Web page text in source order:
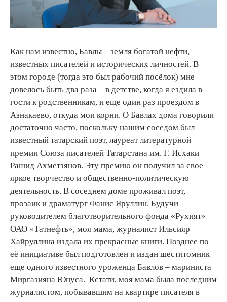
Как нам известно, Бавлы – земля богатой нефти,
известных писателей и исторических личностей. В
этом городе (тогда это был рабочий посёлок) мне
довелось быть два раза – в детстве, когда я ездила в
гости к родственникам, и еще один раз проездом в
Азнакаево, откуда мои корни. О Бавлах дома говорили
достаточно часто, поскольку нашим соседом был
известный татарский поэт, лауреат литературной
премии Союза писателей Татарстана им. Г. Исхаки
Рашид Ахметзянов. Эту премию он получил за свое
яркое творчество и общественно-политическую
деятельность. В соседнем доме проживал поэт,
прозаик и драматург Фанис Яруллин. Будучи
руководителем благотворительного фонда «Рухият»
ОАО «Татнефть», моя мама, журналист Ильсияр
Хайруллина издала их прекрасные книги. Позднее по
её инициативе был подготовлен и издан шеститомник
еще одного известного уроженца Бавлов – мариниста
Миргазияна Юнуса. Кстати, моя мама была последним
журналистом, побывавшим на квартире писателя в